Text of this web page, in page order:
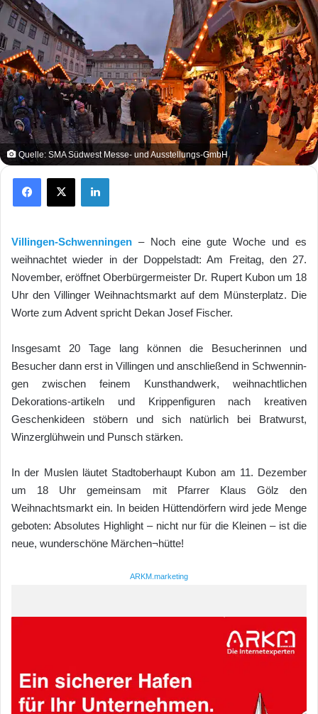
Quelle: SMA Südwest Messe- und Ausstellungs-GmbH
X
Villingen-Schwenningen – Noch eine gute Woche und es
weihnachtet wieder in der Doppelstadt: Am Freitag, den 27.
November, eröffnet Oberbürgermeister Dr. Rupert Kubon um 18
Uhr den Villinger Weihnachtsmarkt auf dem Münsterplatz. Die
Worte zum Advent spricht Dekan Josef Fischer.
Insgesamt 20 Tage lang können die Besucherinnen und
Besucher dann erst in Villingen und anschließend in Schwennin-
gen zwischen feinem Kunsthandwerk, weihnachtlichen
Dekorations-artikeln und Krippenfiguren nach kreativen
Geschenkideen stöbern und sich natürlich bei Bratwurst,
Winzerglühwein und Punsch stärken.
In der Muslen läutet Stadtoberhaupt Kubon am 11. Dezember
um 18 Uhr gemeinsam mit Pfarrer Klaus Gölz den
Weihnachtsmarkt ein. In beiden Hüttendörfern wird jede Menge
geboten: Absolutes Highlight – nicht nur für die Kleinen – ist die
neue, wunderschöne Märchen¬hütte!
ARKM.marketing